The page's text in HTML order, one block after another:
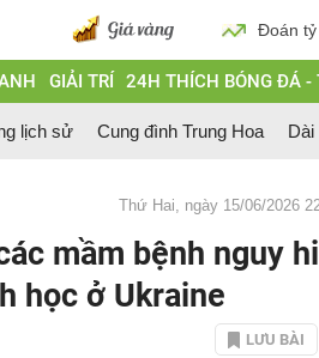
Đoán
GIẢI TRÍ 24H THÍCH BÓNG ĐÁ -
lịch sử Cung đình Trung Hoa
Thứ Hai, ngày 15/06/2026
mầm bệnh nguy
học ở Ukraine
LƯU BÀI